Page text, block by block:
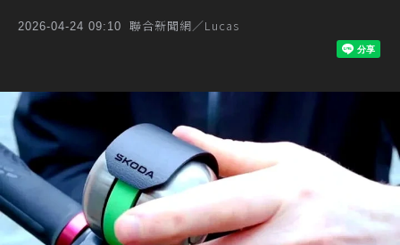
2026-04-24 09:10 聯合新聞網／Lucas